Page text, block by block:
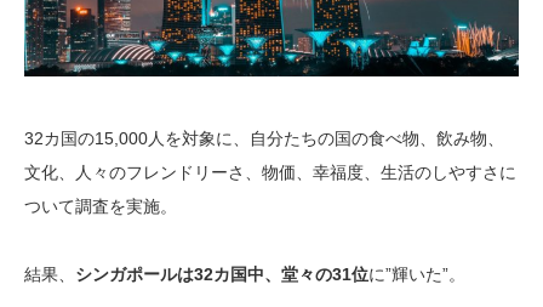
32カ国の15,000人を対象に、自分たちの国の食べ物、飲み物、
文化、人々のフレンドリーさ、物価、幸福度、生活のしやすさに
ついて調査を実施。
結果、 シンガポールは32カ国中、堂々の31位に”輝いた”。